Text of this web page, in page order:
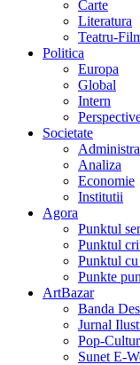
Carte
Literatura
Teatru-
Politica
Europa
Global
Intern
Societate
Analiza
Economie
Institutii
Agora
Punktul
Punktul
Punktul
Punkte
ArtBazar
Banda
Jurnal
Pop-
Sunet E-